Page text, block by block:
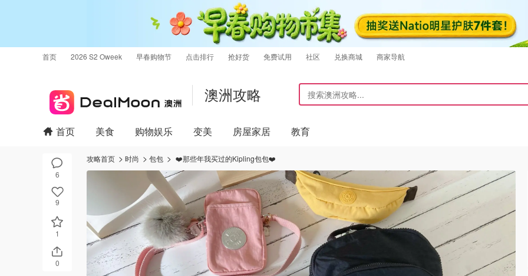
首页 2026 S2 Oweek 早春购物节 点击排行 抢好货 免费试用 社区 兑换商城 商家导航
澳洲攻略
6
9
1
0
首页 美食 购物娱乐 变美 房屋家居 教育
攻略首页 时尚 包包 ❤️那些年我买过的Kipling包包❤️